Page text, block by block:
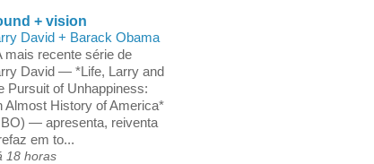
+ vision
David + Barack Obama
mais recente série de
David — *Life, Larry and
Pursuit of Unhappiness:
Almost History of America*
— apresenta, reiventa
em to...
18 horas